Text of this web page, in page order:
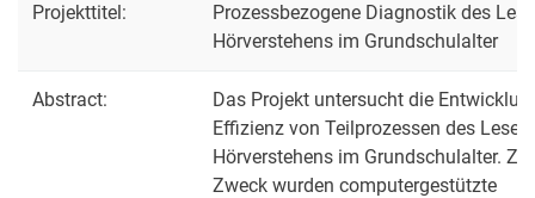
Projekttitel:
Prozessbezogene Diagnostik des
Hörverstehens im Grundschulalter
Abstract:
Das Projekt untersucht die
Effizienz von Teilprozessen des Lese-
Hörverstehens im Grundschulalter. Zu
Zweck wurden computergestützte